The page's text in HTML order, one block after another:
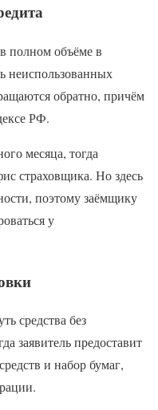
полном объёме в
неиспользованных
обратно, причём
РФ.
месяца, тогда
страховщика. Но здесь
поэтому заёмщику
у
средства без
заявитель предоставит
и набор бумаг,